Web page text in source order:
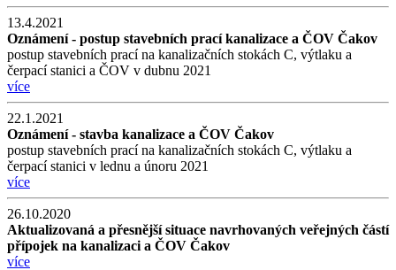
13.4.2021
Oznámení - postup stavebních prací kanalizace a ČOV Čakov
postup stavebních prací na kanalizačních stokách C, výtlaku a
čerpací stanici a ČOV v dubnu 2021
více
22.1.2021
Oznámení - stavba kanalizace a ČOV Čakov
postup stavebních prací na kanalizačních stokách C, výtlaku a
čerpací stanici v lednu a únoru 2021
více
26.10.2020
Aktualizovaná a přesnější situace navrhovaných veřejných částí
přípojek na kanalizaci a ČOV Čakov
více